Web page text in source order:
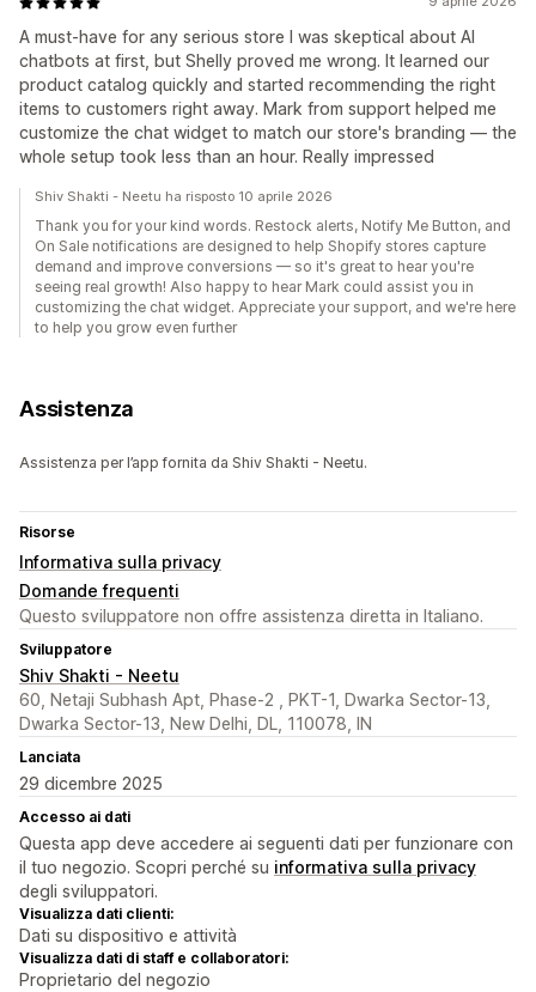
A must-have for any serious store I was skeptical about AI
chatbots at first, but Shelly proved me wrong. It learned our
product catalog quickly and started recommending the right
items to customers right away. Mark from support helped me
customize the chat widget to match our store's branding — the
whole setup took less than an hour. Really impressed
Shiv Shakti - Neetu ha risposto 10 aprile 2026
Thank you for your kind words. Restock alerts, Notify Me Button, and
On Sale notifications are designed to help Shopify stores capture
demand and improve conversions — so it's great to hear you're
seeing real growth! Also happy to hear Mark could assist you in
customizing the chat widget. Appreciate your support, and we're here
to help you grow even further
Assistenza
Assistenza per l’app fornita da Shiv Shakti - Neetu.
Risorse
Informativa sulla privacy
Domande frequenti
Questo sviluppatore non offre assistenza diretta in Italiano.
Sviluppatore
Shiv Shakti - Neetu
60, Netaji Subhash Apt, Phase-2 , PKT-1, Dwarka Sector-13,
Dwarka Sector-13, New Delhi, DL, 110078, IN
Lanciata
29 dicembre 2025
Accesso ai dati
Questa app deve accedere ai seguenti dati per funzionare con
il tuo negozio. Scopri perché su informativa sulla privacy
degli sviluppatori.
Visualizza dati clienti:
Dati su dispositivo e attività
Visualizza dati di staff e collaboratori:
Proprietario del negozio